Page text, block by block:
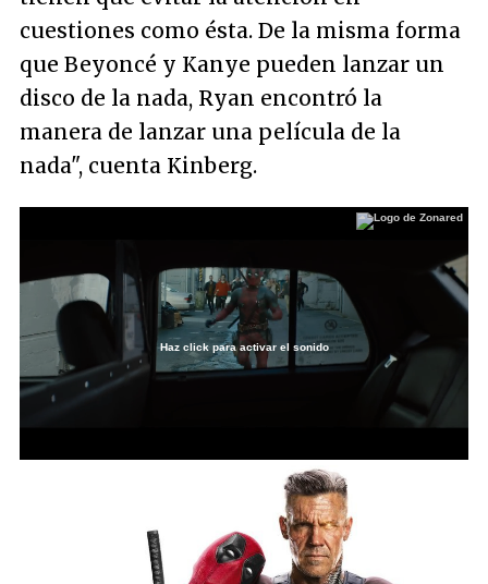
cuestiones como ésta. De la misma forma
que Beyoncé y Kanye pueden lanzar un
disco de la nada, Ryan encontró la
manera de lanzar una película de la
nada", cuenta Kinberg.
Loaded:
22.86%
Haz click para activar el sonido